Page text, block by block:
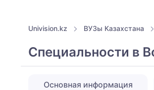
Univision.kz ВУЗы Казахстана
Специальности в
Основная информация